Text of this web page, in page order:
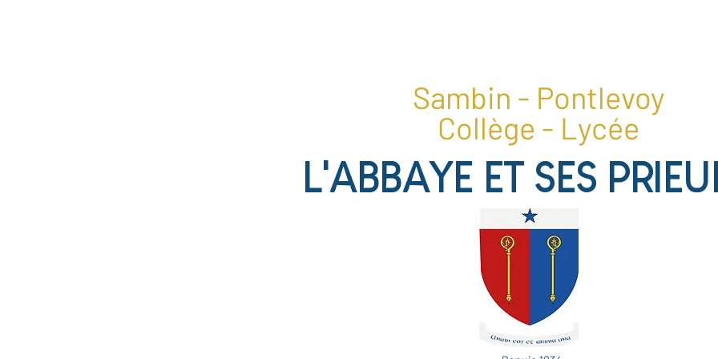
Sambin - Pontlevoy
Collège - Lycée
L'ABBAYE ET SES